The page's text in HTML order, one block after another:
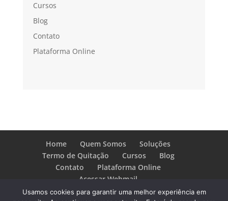
Cursos
Blog
Contato
Plataforma Online
Home Quem Somos
Soluções
Termo de Quitação
Cursos
Blog
Contato
Plataforma Online
Acessar Webmail
Usamos cookies para garantir uma melhor experiência em